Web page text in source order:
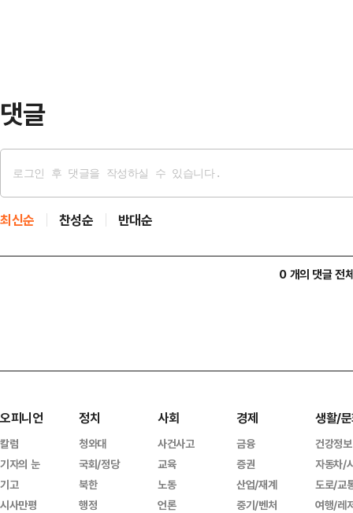
댓글
최신순 찬성순 반대순
0 개의 댓글 전
오피니언
칼럼
기자의 눈
기고
시사만평
정치
청와대
국회/정당
북한
행정
사회
사건사고
교육
노동
언론
경제
금융
증권
산업/재계
중기/벤처
생활/
건강정보
자동차/
도로/교
여행/레